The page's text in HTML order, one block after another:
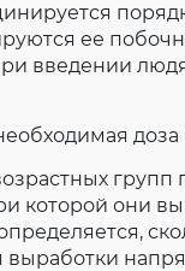
ее
введении
которой они
выработки
с картинки*: